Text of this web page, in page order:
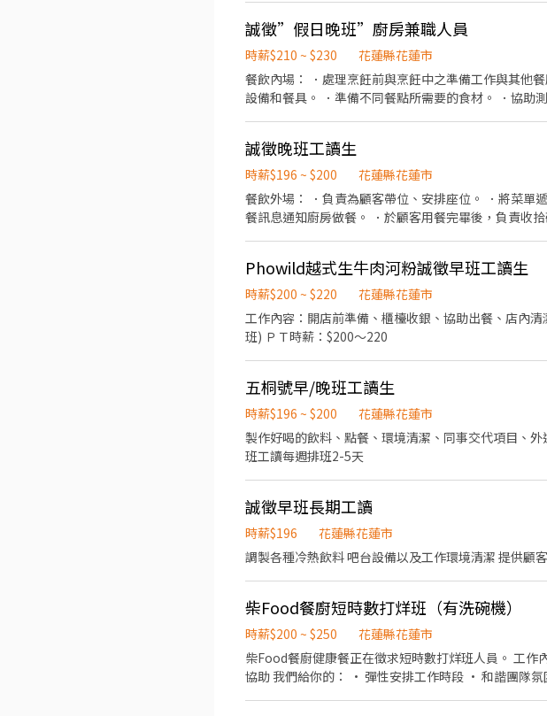
誠徵”假日晚班”廚房兼職人員
時薪$210 ~ $230
花蓮縣花蓮市
餐飲內場： ．處理烹飪前與烹飪中之準備工作與其他
設備和餐具。 ．準備不同餐點所需要的食材。 ．協助
誠徵晚班工讀生
時薪$196 ~ $200
花蓮縣花蓮市
餐飲外場： ．負責為顧客帶位、安排座位。 ．將菜單
餐訊息通知廚房做餐。 ．於顧客用餐完畢後，負責收
Phowild越式生牛肉河粉誠徵早班工讀生
時薪$200 ~ $220
花蓮縣花蓮市
工作內容：開店前準備、櫃檯收銀、協助出餐、店內
班) ＰＴ時薪：$200～220
五桐號早/晚班工讀生
時薪$196 ~ $200
花蓮縣花蓮市
製作好喝的飲料、點餐、環境清潔、同事交代項目、外送、成為一位工作認真
班工讀每週排班2-5天
誠徵早班長期工讀
時薪$196
花蓮縣花蓮市
調製各種冷熱飲料 吧台設備以及工作環境清潔 提供顧
柴Food餐廚短時數打烊班（有洗碗機）
時薪$200 ~ $250
花蓮縣花蓮市
柴Food餐廚健康餐正在徵求短時數打烊班人員。 工作內容： • 協助店內公共區域清潔 • 收拾餐盤及餐具整理 • 餐點打包相關
協助 我們給你的： • 彈性安排工作時段 • 和諧團隊氛圍 • 提供員工餐 有洗碗機，每日工作1小時 歡迎無經驗或首次打工者，